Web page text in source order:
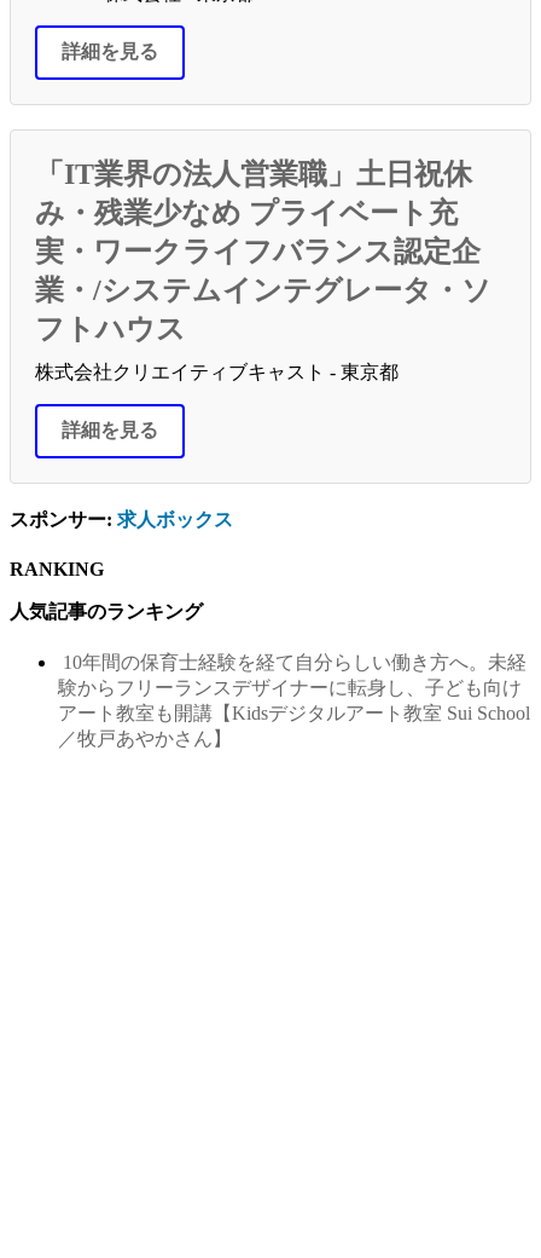
詳細を見る
「IT業界の法人営業職」土日祝休
み・残業少なめ プライベート充
実・ワークライフバランス認定企
業・/システムインテグレータ・ソ
フトハウス
株式会社クリエイティブキャスト - 東京都
詳細を見る
スポンサー: 求人ボックス
RANKING
人気記事のランキング
10年間の保育士経験を経て自分らしい働き方へ。未経
験からフリーランスデザイナーに転身し、子ども向け
アート教室も開講【Kidsデジタルアート教室 Sui School
／牧戸あやかさん】